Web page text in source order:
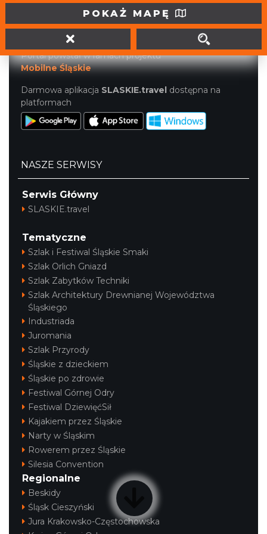
POKAŻ MAPĘ
tel. (32) 207 207 1
Portal powstał w ramach projektu
Mobilne Śląskie
Darmowa aplikacja SLASKIE.travel dostępna na
platformach
NASZE SERWISY
Serwis Główny
SLASKIE.travel
Tematyczne
Szlak i Festiwal Śląskie Smaki
Szlak Orlich Gniazd
Szlak Zabytków Techniki
Szlak Architektury Drewnianej Województwa
Śląskiego
Industriada
Juromania
Szlak Przyrody
Śląskie z dzieckiem
Śląskie po zdrowie
Festiwal Górnej Odry
Festiwal DziewięćSił
Kajakiem przez Śląskie
Narty w Śląskim
Rowerem przez Śląskie
Silesia Convention
Regionalne
Beskidy
Śląsk Cieszyński
Jura Krakowsko-Częstochowska